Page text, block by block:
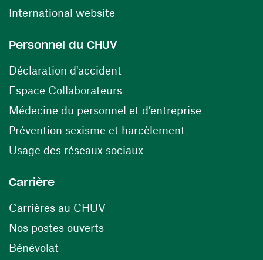
International website
Personnel du CHUV
Déclaration d'accident
Espace Collaborateurs(ouvre une nouvelle fenêtre)
Médecine du personnel et d’entreprise
Prévention sexisme et harcèlement
Usage des réseaux sociaux(ouvre une nouvelle
Carrière
Carrières au CHUV(ouvre une nouvelle fenêtre)
Nos postes ouverts(ouvre une nouvelle fenêtre)
Bénévolat